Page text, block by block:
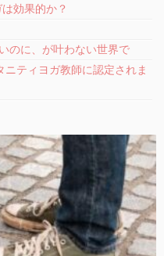
効果的か？
のに、が叶わない世界で
ティヨガ教師に認定されま